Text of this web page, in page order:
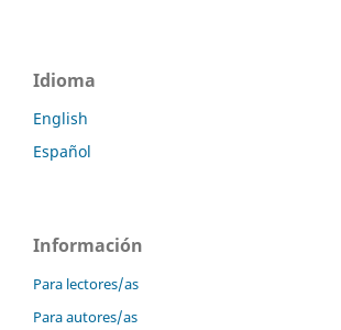
Idioma
English
Español
Información
Para lectores/as
Para autores/as